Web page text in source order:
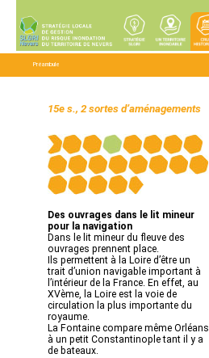
Préambule
15e s., 2 sortes d’aménagements
Des ouvrages dans le lit mineur
pour la navigation
Dans le lit mineur du fleuve des
ouvrages prennent place.
Ils permettent à la Loire d’être un
trait d’union navigable important à
l’intérieur de la France. En effet, au
XVème, la Loire est la voie de
circulation la plus importante du
royaume.
La Fontaine compare même Orléans
à un petit Constantinople tant il y a
de bateaux.